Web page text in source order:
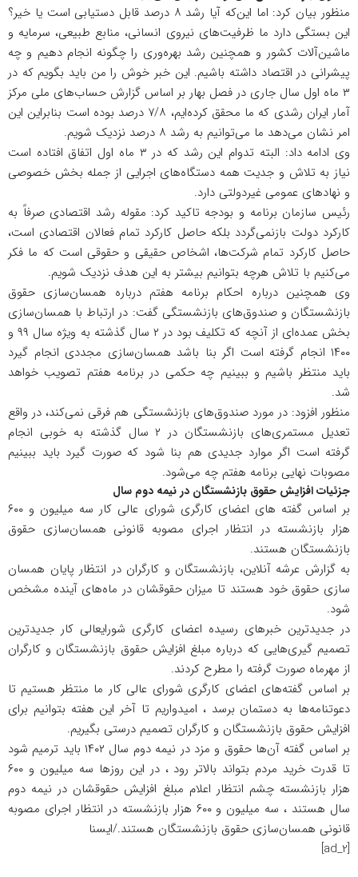
منظور بیان کرد: اما این‌که آیا رشد ۸ درصد قابل دستیابی است یا خیر؟
این بستگی دارد ما ظرفیت‌های نیروی انسانی، منابع طبیعی، سرمایه و
ماشین‌آلات کشور و همچنین رشد بهره‌وری را چگونه انجام دهیم و چه
پیشرانی در اقتصاد داشته باشیم. این خبر خوش را من باید بگویم که در
۳ ماه اول سال جاری در فصل بهار بر اساس گزارش حساب‌های ملی مرکز
آمار ایران رشدی که ما محقق کرده‌ایم، ۷/۸ درصد بوده است بنابراین این
امر نشان می‌دهد ما می‌توانیم به رشد ۸ درصد نزدیک شویم.
وی ادامه داد: البته تدوام این رشد که در ۳ ماه اول اتفاق افتاده است
نیاز به تلاش و جدیت همه دستگاه‌های اجرایی از جمله بخش خصوصی
و نهادهای عمومی غیردولتی دارد.
رئیس سازمان برنامه و بودجه تاکید کرد: مقوله رشد اقتصادی صرفاً به
کارکرد دولت بازنمی‌گردد بلکه حاصل کارکرد تمام فعالان اقتصادی است،
حاصل کارکرد تمام شرکت‌ها، اشخاص حقیقی و حقوقی است که ما فکر
می‌کنیم با تلاش هرچه بتوانیم بیشتر به این هدف نزدیک شویم.
وی همچنین درباره احکام برنامه هفتم درباره همسان‌سازی حقوق
بازنشستگان و صندوق‌های بازنشستگی گفت: در ارتباط با همسان‌سازی
بخش عمده‌ای از آنچه که تکلیف بود در ۲ سال گذشته به ویژه سال ۹۹ و
۱۴۰۰ انجام گرفته است اگر بنا باشد همسان‌سازی مجددی انجام گیرد
باید منتظر باشیم و ببینیم چه حکمی در برنامه هفتم تصویب خواهد
شد.
منظور افزود: در مورد صندوق‌های بازنشستگی هم فرقی نمی‌کند، در واقع
تعدیل مستمری‌های بازنشستگان در ۲ سال گذشته به خوبی انجام
گرفته است اگر موارد جدیدی هم بنا شود که صورت گیرد باید ببینیم
مصوبات نهایی برنامه هفتم چه می‌شود.
جزئیات افزایش حقوق بازنشستگان در نیمه دوم سال
بر اساس گفته های اعضای کارگری شورای عالی کار سه میلیون و ۶۰۰
هزار بازنشسته در انتظار اجرای مصوبه قانونی همسان‌سازی حقوق
بازنشستگان هستند.
به گزارش عرشه آنلاین، بازنشستگان و کارگران در انتظار پایان همسان
سازی حقوق خود هستند تا میزان حقوقشان در ماه‌های آینده مشخص
شود.
در جدیدترین خبر‌های رسیده اعضای کارگری شورایعالی کار جدیدترین
تصمیم گیری‌هایی که درباره مبلغ افزایش حقوق بازنشستگان و کارگران
از مهرماه صورت گرفته را مطرح کردند.
بر اساس گفته‌های اعضای کارگری شورای عالی کار ما منتظر هستیم تا
دعوتنامه‌ها به دستمان برسد ، امیدواریم تا آخر این هفته بتوانیم برای
افزایش حقوق بازنشستگان و کارگران تصمیم درستی بگیریم.
بر اساس گفته آن‌ها حقوق و مزد در نیمه دوم سال ۱۴۰۲ باید ترمیم شود
تا قدرت خرید مردم بتواند بالاتر رود ، در این روز‌ها سه میلیون و ۶۰۰
هزار بازنشسته چشم انتظار اعلام مبلغ افزایش حقوقشان در نیمه دوم
سال هستند ، سه میلیون و ۶۰۰ هزار بازنشسته در انتظار اجرای مصوبه
قانونی همسان‌سازی حقوق بازنشستگان هستند./ایسنا
[ad_2]